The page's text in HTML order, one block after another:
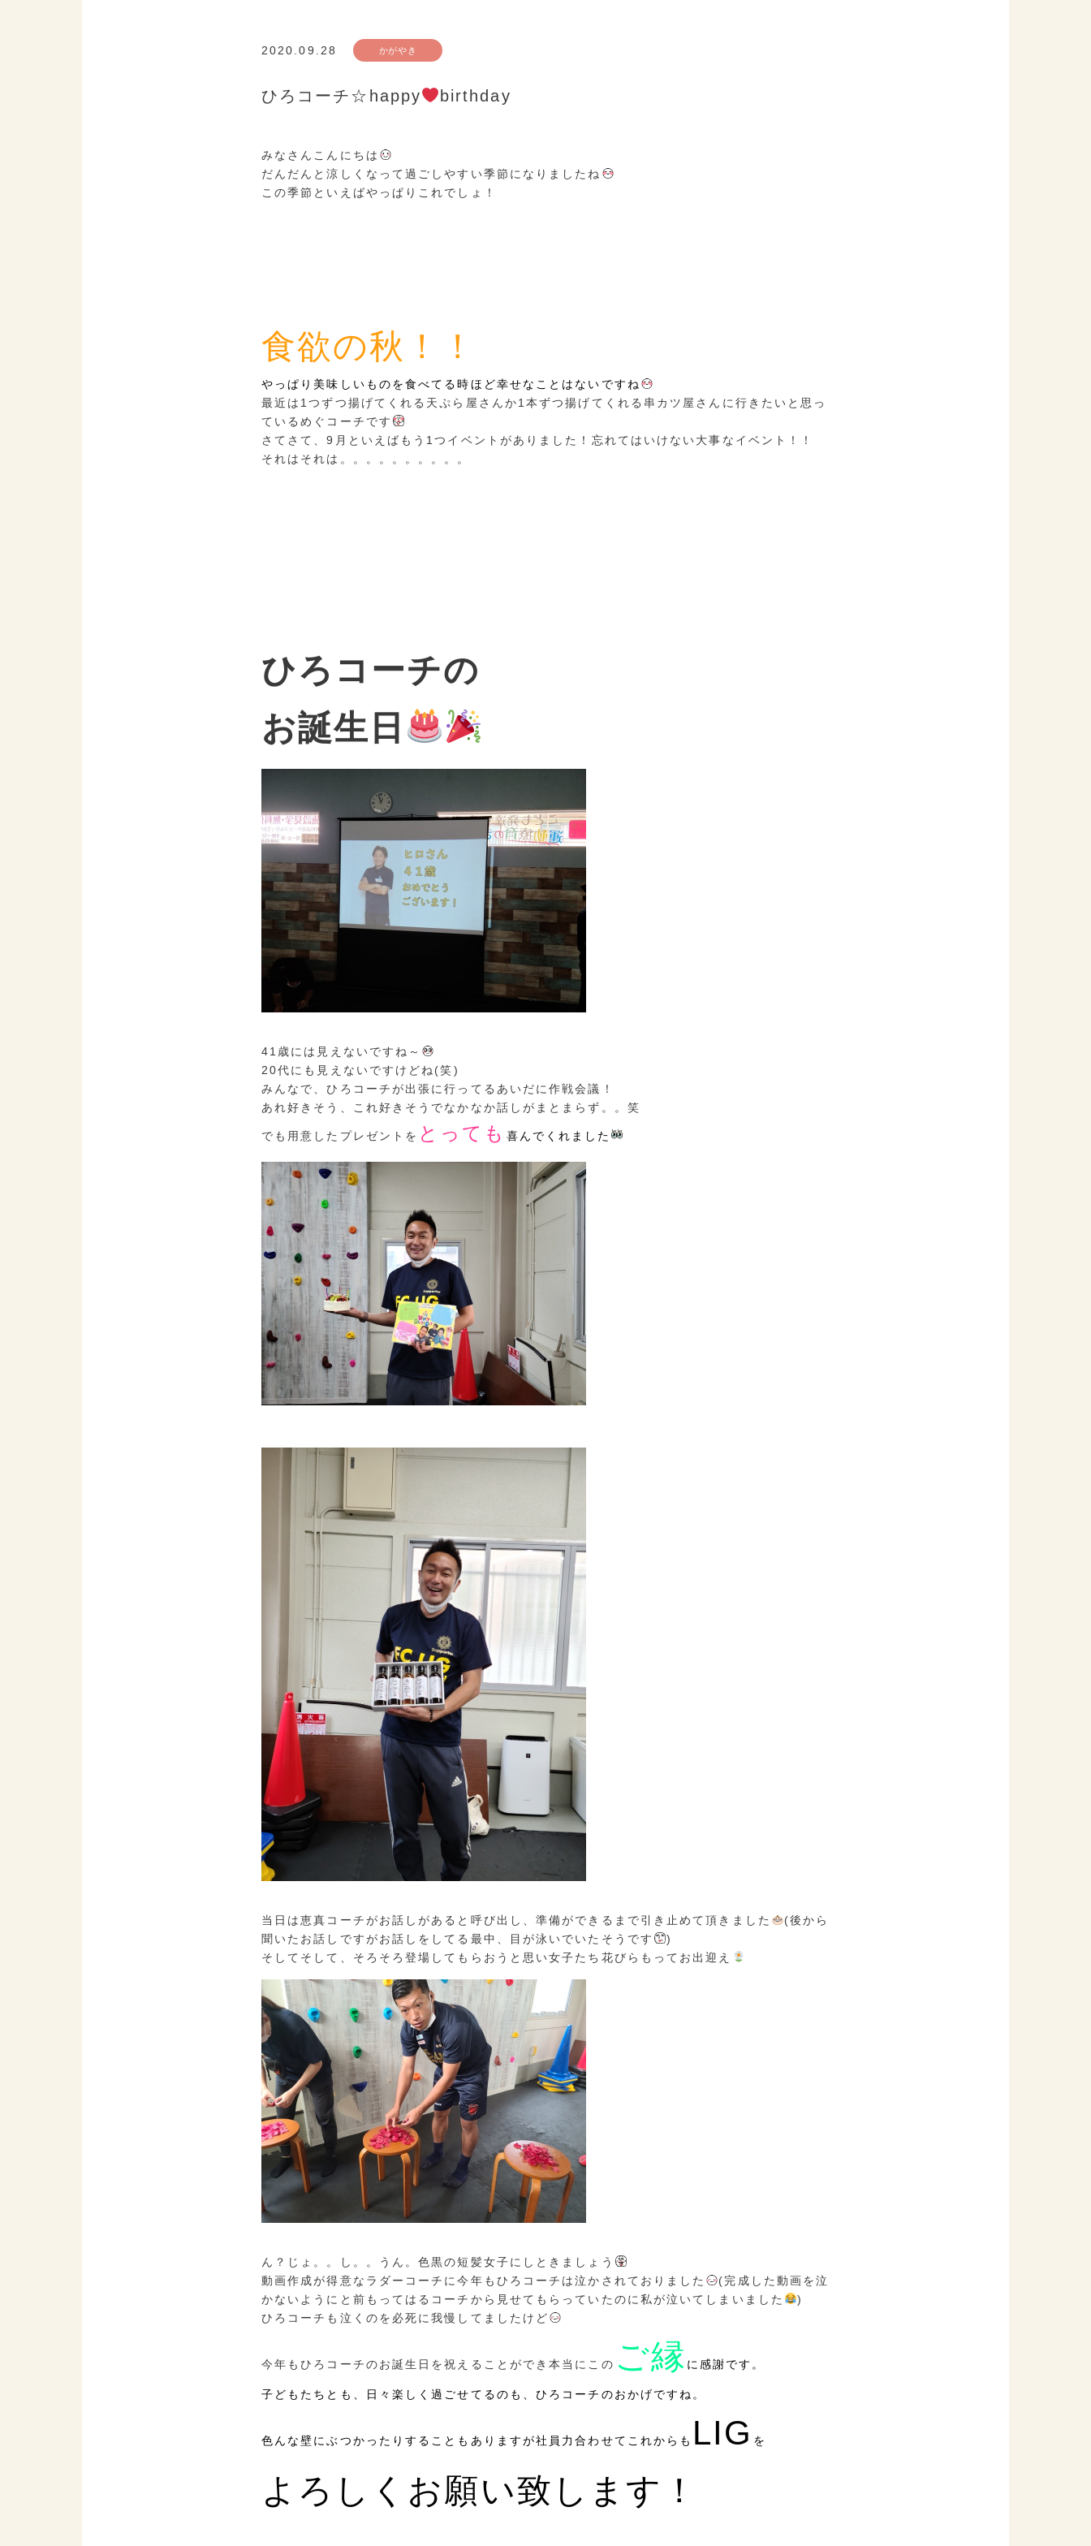
2020.09.28 かがやき
ひろコーチ☆happy birthday
みなさんこんにちは
だんだんと涼しくなって過ごしやすい季節になりましたね
この季節といえばやっぱりこれでしょ！
食欲の秋！！
やっぱり美味しいものを食べてる時ほど幸せなことはないですね
最近は1つずつ揚げてくれる天ぷら屋さんか1本ずつ揚げてくれる串カツ屋さんに行きたいと思っ
ているめぐコーチです
さてさて、9月といえばもう1つイベントがありました！忘れてはいけない大事なイベント！！
それはそれは。。。。。。。。。。
ひろコーチの
お誕生日
41歳には見えないですね～
20代にも見えないですけどね(笑)
みんなで、ひろコーチが出張に行ってるあいだに作戦会議！
あれ好きそう、これ好きそうでなかなか話しがまとまらず。。笑
でも用意したプレゼントを とっても 喜んでくれました
当日は恵真コーチがお話しがあると呼び出し、準備ができるまで引き止めて頂きました
(後から
聞いたお話しですがお話しをしてる最中、目が泳いでいたそうです
)
そしてそして、そろそろ登場してもらおうと思い女子たち花びらもってお出迎え
ん？じょ。。し。。うん。色黒の短髪女子にしときましょう
動画作成が得意なラダーコーチに今年もひろコーチは泣かされておりました
(完成した動画を泣
かないようにと前もってはるコーチから見せてもらっていたのに私が泣いてしまいました
)
ひろコーチも泣くのを必死に我慢してましたけど
今年もひろコーチのお誕生日を祝えることができ本当にこの ご縁 に感謝です。
子どもたちとも、日々楽しく過ごせてるのも、ひろコーチのおかげですね。
色んな壁にぶつかったりすることもありますが社員力合わせてこれからも LIG を
よろしくお願い致します！